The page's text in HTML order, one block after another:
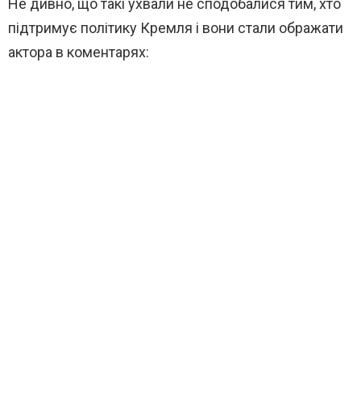
Не дивно, що такі ухвали не сподобалися тим, хто
підтримує політику Кремля і вони стали ображати
актора в коментарях: